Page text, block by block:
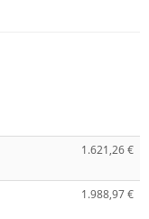
1.621,26 €
1.988,97 €